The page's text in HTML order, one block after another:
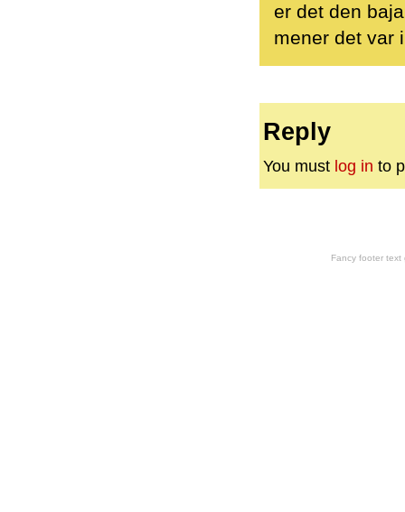
er det den
mener det var
Reply
You must log in to
Fancy footer